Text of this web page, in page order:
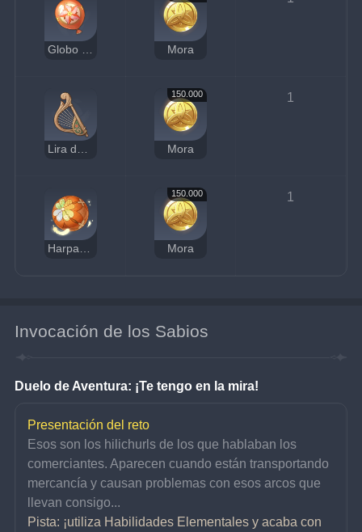
Globo conmemorativo del festival Mora
Lira de la brisa
150.000
Mora
1
Harpastum de viento
150.000
Mora
1
Invocación de los Sabios
Duelo de Aventura: ¡Te tengo en la mira!
Presentación del reto
Esos son los hilichurls de los que hablaban los
comerciantes. Aparecen cuando están transportando
mercancía y causan problemas con esos arcos que
llevan consigo...
Pista: ¡utiliza Habilidades Elementales y acaba con